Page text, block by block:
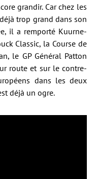
grandir. Car chez les
trop grand dans son
il a remporté Kuurne-
Classic, la Course de
le GP Général Patton
route et sur le contre-
dans les deux
déjà un ogre.